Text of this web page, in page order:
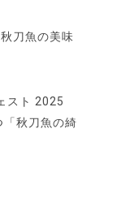
刀魚の美味
スト 2025
秋刀魚の綺